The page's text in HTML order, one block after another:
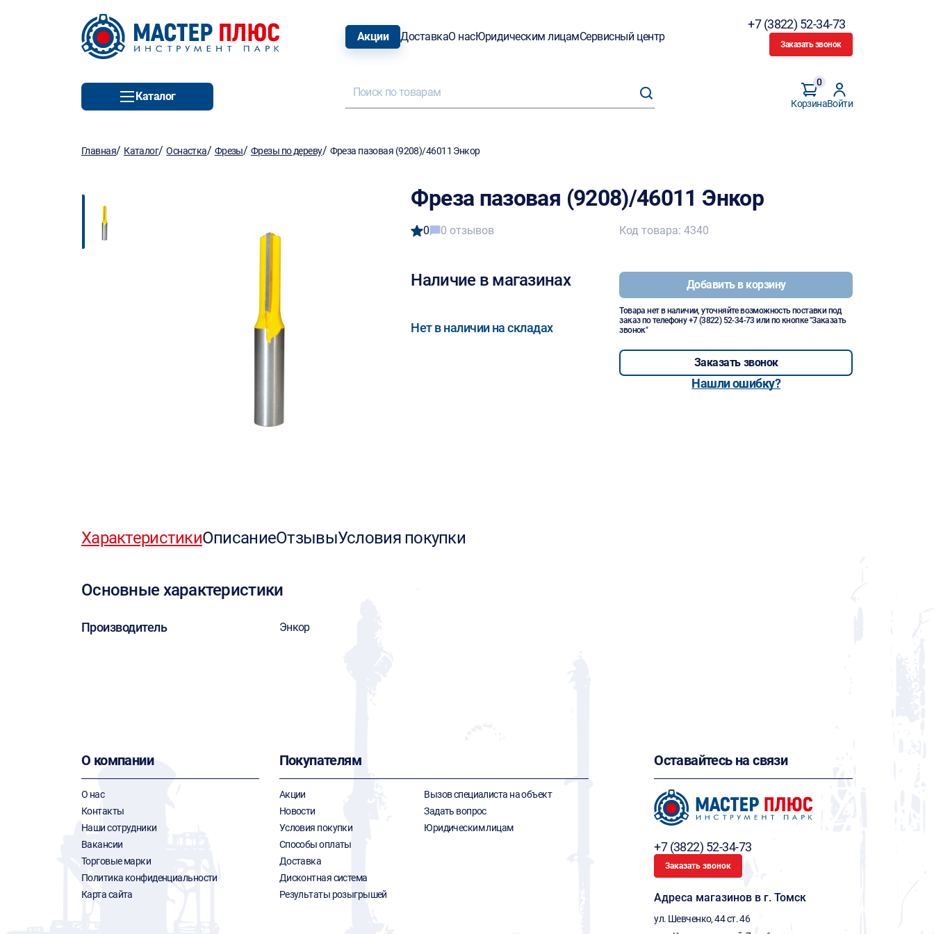
Акции ДоставкаО насЮридическим лицамСервисный центр
+7 (3822) 52-34-73
Заказать звонок
Каталог
Корзина
0
Войти
Главная/ Каталог/Оснастка/ Фрезы/ Фрезы по дереву/ Фреза пазовая (9208)/46011 Энкор
Фреза пазовая (9208)/46011 Энкор
0 0 отзывов
Наличие в магазинах
Нет в наличии на складах
Код товара: 4340
Добавить в корзину
Товара нет в наличии, уточняйте возможность поставки под
заказ по телефону+7 (3822) 52-34-73 или по кнопке "Заказать
звонок"
Заказать звонок
Нашли ошибку?
ХарактеристикиОписаниеОтзывыУсловия покупки
Основные характеристики
Производитель Энкор
О компании
О нас
Контакты
Наши сотрудники
Вакансии
Торговые марки
Политика конфиденциальности
Карта сайта
Покупателям
Акции
Новости
Условия покупки
Способы оплаты
Доставка
Дисконтная система
Результаты розыгрышей
Вызов специалиста на объект
Задать вопрос
Юридическим лицам
Оставайтесь на связи
+7 (3822) 52-34-73
Заказать звонок
Адреса магазинов в г. Томск
ул. Шевченко, 44 ст. 46